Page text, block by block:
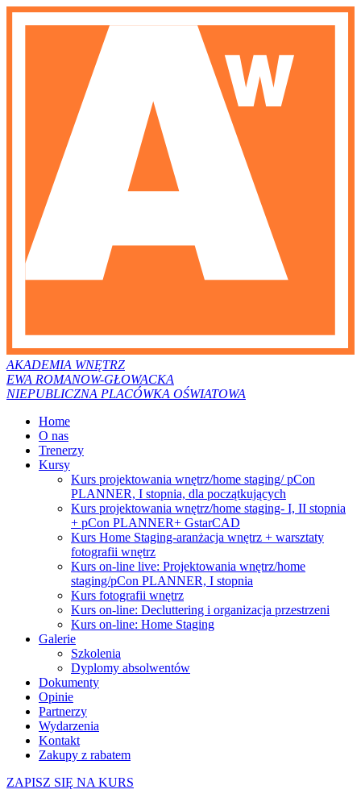
AKADEMIA WNĘTRZ
EWA ROMANOW-GŁOWACKA
NIEPUBLICZNA PLACÓWKA OŚWIATOWA
Home
O nas
Trenerzy
Kursy
Kurs projektowania wnętrz/home staging/ pCon
PLANNER, I stopnia, dla początkujących
Kurs projektowania wnętrz/home staging- I, II stopnia
+ pCon PLANNER+ GstarCAD
Kurs Home Staging-aranżacja wnętrz + warsztaty
fotografii wnętrz
Kurs on-line live: Projektowania wnętrz/home
staging/pCon PLANNER, I stopnia
Kurs fotografii wnętrz
Kurs on-line: Decluttering i organizacja przestrzeni
Kurs on-line: Home Staging
Galerie
Szkolenia
Dyplomy absolwentów
Dokumenty
Opinie
Partnerzy
Wydarzenia
Kontakt
Zakupy z rabatem
ZAPISZ SIĘ NA KURS